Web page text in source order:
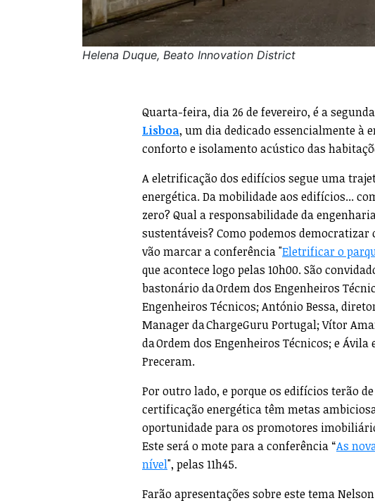
Helena Duque, Beato Innovation District
Quarta-feira, dia 26 de fevereiro, é a
Lisboa, um dia dedicado essencialmente à
conforto e isolamento acústico das
A eletrificação dos edifícios segue uma
energética. Da mobilidade aos edifícios...
zero? Qual a responsabilidade da
sustentáveis? Como podemos
vão marcar a conferência "Eletrificar o
que acontece logo pelas 10h00. São
bastonário da Ordem dos Engenheiros
Engenheiros Técnicos; António Bessa,
Manager da ChargeGuru Portugal; Vítor
da Ordem dos Engenheiros Técnicos; e
Preceram.
Por outro lado, e porque os edifícios terão
certificação energética têm metas
oportunidade para os promotores
Este será o mote para a conferência “As
nível", pelas 11h45.
Farão apresentações sobre este tema